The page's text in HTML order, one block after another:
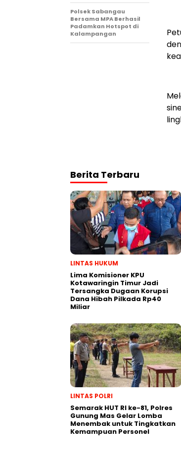
Polsek Sabangau
Bersama MPA Berhasil
Padamkan Hotspot di
Kalampangan
Berita Terbaru
LINTAS HUKUM
Lima Komisioner KPU
Kotawaringin Timur Jadi
Tersangka Dugaan Korupsi
Dana Hibah Pilkada Rp40
Miliar
LINTAS POLRI
Semarak HUT RI ke-81, Polres
Gunung Mas Gelar Lomba
Menembak untuk Tingkatkan
Kemampuan Personel